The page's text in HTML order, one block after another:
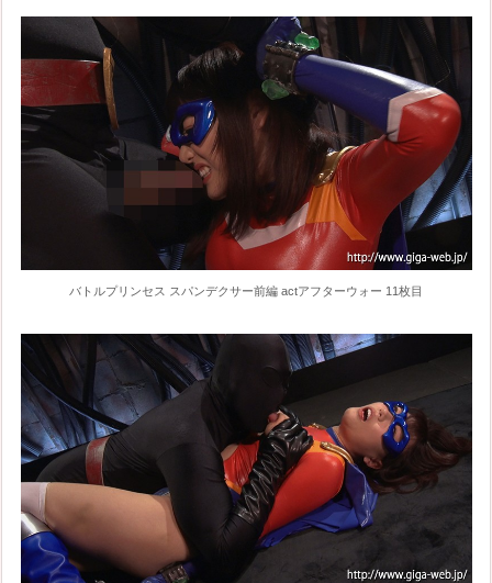
バトルプリンセス スパンデクサー前編 actアフターウォー 11枚目